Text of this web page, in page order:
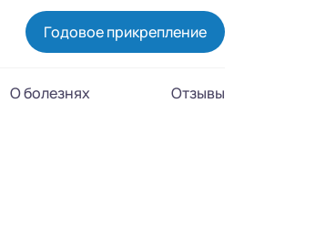
Годовое прикрепление
О болезнях Отзывы